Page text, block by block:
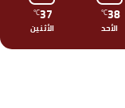
38
℃
الأحد
37
℃
الأثنين